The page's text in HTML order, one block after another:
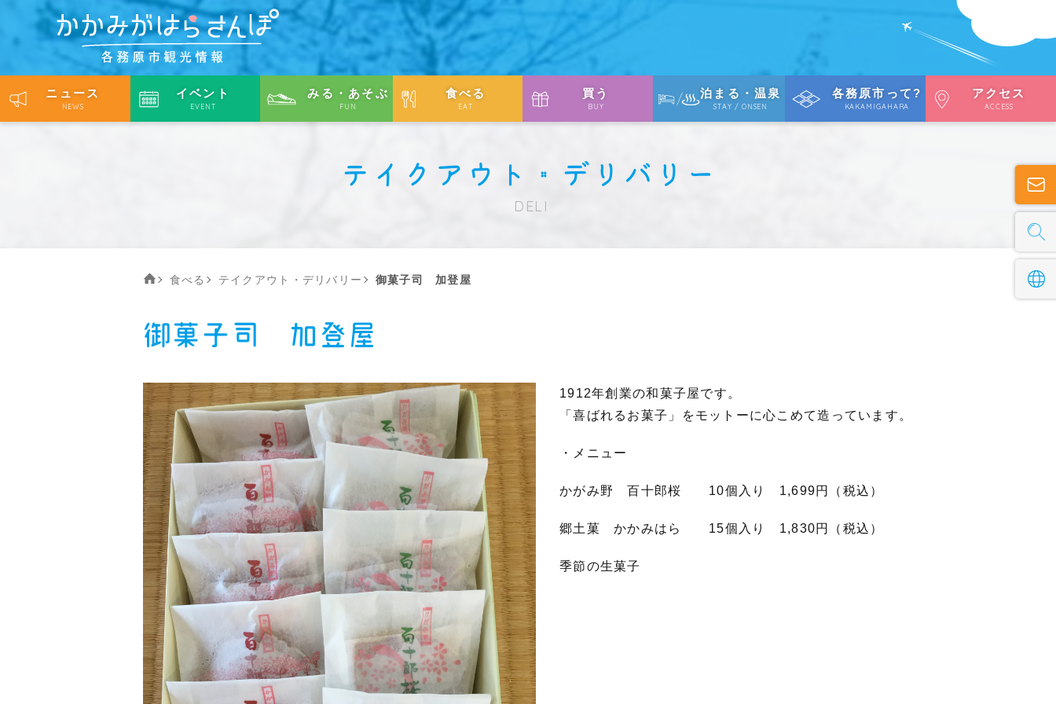
ニュース
NEWS
イベント
EVENT
みる・あそぶ
FUN
食べる
EAT
買う
BUY
泊まる・温泉
STAY / ONSEN
各務原市って?
KAKAMIGAHARA
アクセス
ACCESS
テイクアウト・デリバリー
DELI
食べる テイクアウト・デリバリー 御菓子司 加登屋
御菓子司 加登屋
1912年創業の和菓子屋です。
「喜ばれるお菓子」をモットーに心こめて造っています。
・メニュー
かがみ野 百十郎桜 10個入り 1,699円（税込）
郷土菓 かかみはら 15個入り 1,830円（税込）
季節の生菓子